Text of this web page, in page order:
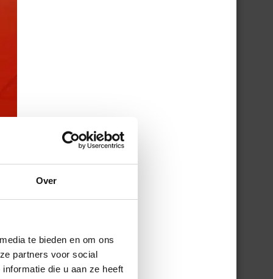
Over
te bieden en om ons
partners voor social
die u aan ze heeft